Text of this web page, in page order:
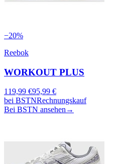
−20%
Reebok
WORKOUT PLUS
119,99 €95,99 €
bei BSTNRechnungskauf
Bei BSTN ansehen →